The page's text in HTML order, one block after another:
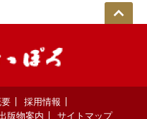
採用情報
版物案内 サイトマップ